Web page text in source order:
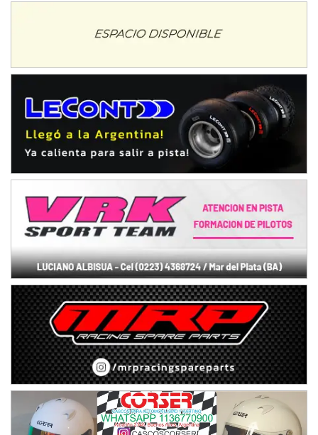
NORESTE SANTAFESINO - F6
José Samuel Sánchez (Tierra)
Rufino (Santa Fe)
TUCUMANO - F5
Juan Navarro (Asfalto)
El Timbó (Tucumán)